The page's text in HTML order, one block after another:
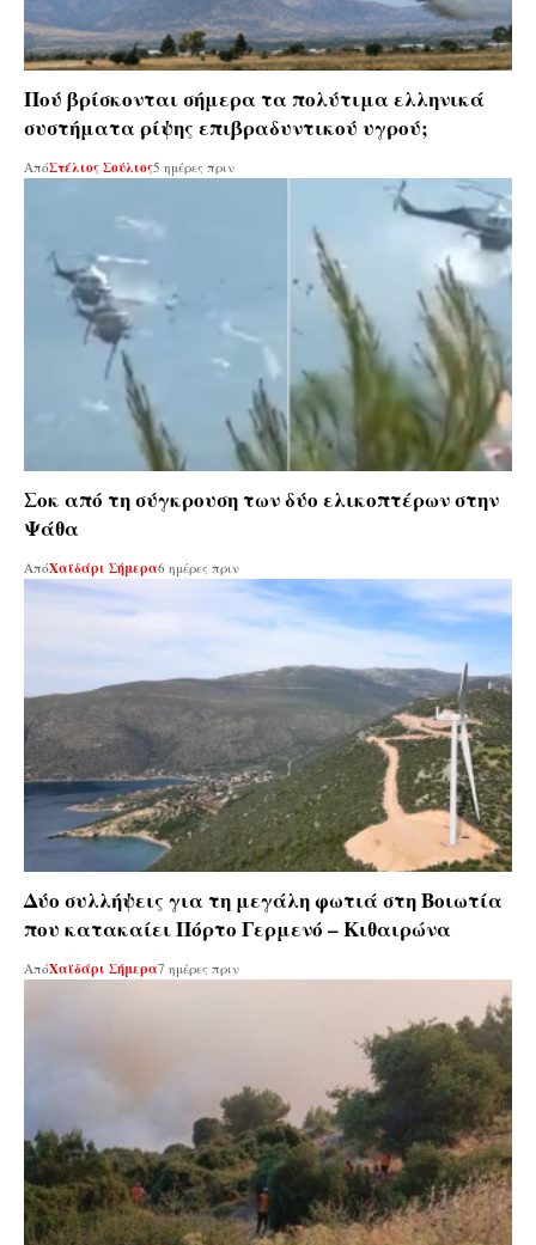
Πού βρίσκονται σήμερα τα πολύτιμα ελληνικά
συστήματα ρίψης επιβραδυντικού υγρού;
ΑπόΣτέλιος Σούλιος5 ημέρες πριν
Σοκ από τη σύγκρουση των δύο ελικοπτέρων στην
Ψάθα
ΑπόΧαϊδάρι Σήμερα6 ημέρες πριν
Δύο συλλήψεις για τη μεγάλη φωτιά στη Βοιωτία
που κατακαίει Πόρτο Γερμενό – Κιθαιρώνα
ΑπόΧαϊδάρι Σήμερα7 ημέρες πριν